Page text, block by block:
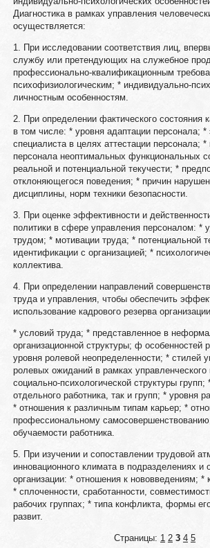
Диагностика в рамках управления
осуществляется:
1. При исследовании соответствия лиц,
службу или претендующих на служебное
профессионально-квалификационным
психофизиологическим; * индивидуально-
личностным особенностям.
2. При определении фактического состояния
в том числе: * уровня адаптации персонала;
специалиста в целях аттестации персонала; *
персонала неоптимальных функциональных
реальной и потенциальной текучести; *
отклоняющегося поведения; * причин
дисциплины, норм техники безопасности.
3. При оценке эффективности и
политики в сфере управления персоналом: *
трудом; * мотивации труда; * потенциальной
идентификации с организацией; *
коллектива.
4. При определении направлений
труда и управления, чтобы обеспечить
использование кадрового резерва
* условий труда; * представленное в
организационной структуры; ф особенностей
уровня ролевой неопределенности; * стилей
ролевых ожиданий в рамках управленческого
социально-психологической структуры групп;
отдельного работника, так и групп; * уровня
* отношения к различным типам карьер; *
профессиональному
обучаемости работника.
5. При изучении и сопоставлении трудовой
инновационного климата в подразделениях и
организации: * отношения к нововведениям; *
* сплоченности, сработанности,
рабочих группах; * типа конфликта, формы
развит.
Страницы: 1 2 3 4 5